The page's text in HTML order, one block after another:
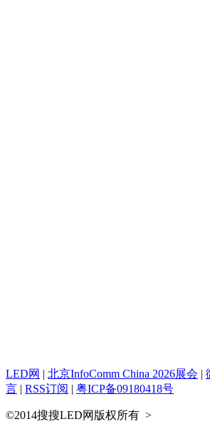
LED网 | 北京InfoComm China 2026展会 |
言 | RSS订阅 | 粤ICP备09180418号
©2014搜搜LED网版权所有 >